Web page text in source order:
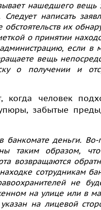
нашедшего вещь
написать
их
о принятии
если в
вещь
о получении и
когда человек
забытые
банкомате деньги. Во-
таким образом,
возвращаются
сотрудникам
не
на улице или в
на лицевой